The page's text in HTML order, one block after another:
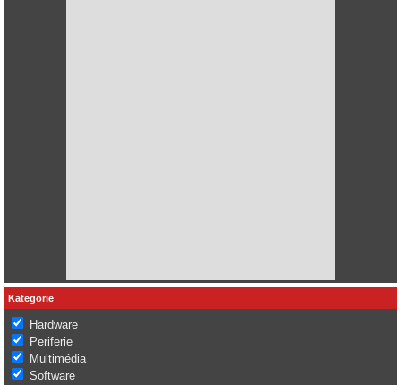
Kategorie
Hardware
Periferie
Multimédia
Software